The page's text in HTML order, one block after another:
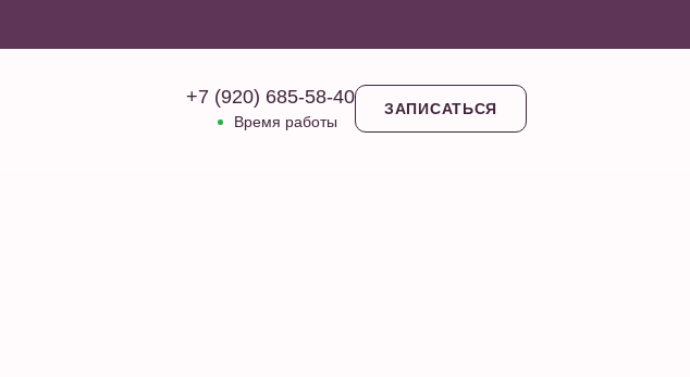
+7 (920) 685-58-40
Время работы
ЗАПИСАТЬСЯ